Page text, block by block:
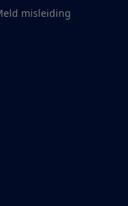
misleiding